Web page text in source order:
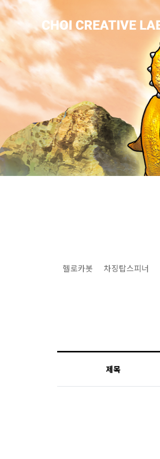
헬로카봇 차징탑스피너
제목